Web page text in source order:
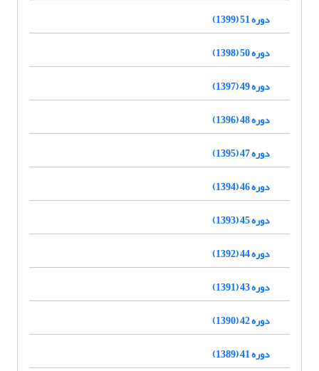
دوره 51 (1399)
دوره 50 (1398)
دوره 49 (1397)
دوره 48 (1396)
دوره 47 (1395)
دوره 46 (1394)
دوره 45 (1393)
دوره 44 (1392)
دوره 43 (1391)
دوره 42 (1390)
دوره 41 (1389)